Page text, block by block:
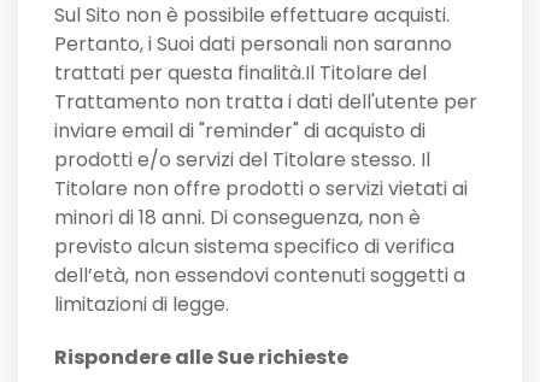
Sul Sito non è possibile effettuare acquisti.
Pertanto, i Suoi dati personali non saranno
trattati per questa finalità.Il Titolare del
Trattamento non tratta i dati dell'utente per
inviare email di "reminder" di acquisto di
prodotti e/o servizi del Titolare stesso. Il
Titolare non offre prodotti o servizi vietati ai
minori di 18 anni. Di conseguenza, non è
previsto alcun sistema specifico di verifica
dell’età, non essendovi contenuti soggetti a
limitazioni di legge.
Rispondere alle Sue richieste